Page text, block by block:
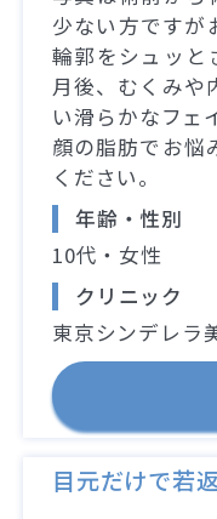
少ない方ですが
輪郭をシュッと
月後、むくみや
い滑らかなフェ
顔の脂肪でお悩
ください。
年齢・性別
10代・女性
クリニック
東京シンデレラ
目元だけで若